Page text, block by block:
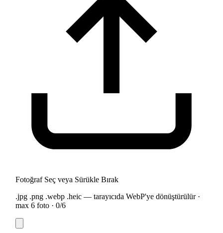
Fotoğraf Seç veya Sürükle Bırak
.jpg .png .webp .heic — tarayıcıda WebP'ye dönüştürülür ·
max 6 foto · 0/6